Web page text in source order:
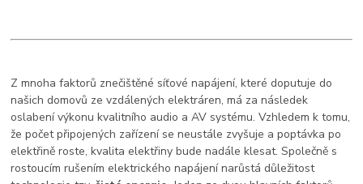
Z mnoha faktorů znečištěné síťové napájení, které doputuje do
našich domovů ze vzdálenýchelektráren, má za následek
oslabení výkonu kvalitního audio a AV systému. Vzhledem ktomu,
že počet připojených zařízení se neustále zvyšuje a poptávka po
elektřině roste, kvalitaelektřiny bude nadále klesat.Společně s
rostoucím rušením elektrického napájení narůstá důležitost